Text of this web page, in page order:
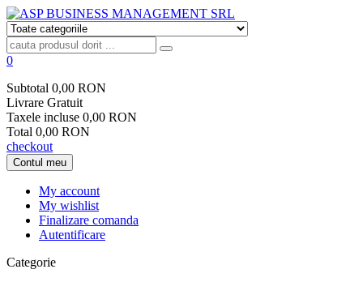
0
Subtotal 0,00 RON
Livrare Gratuit
Taxele incluse 0,00 RON
Total 0,00 RON
checkout
Contul meu
My account
My wishlist
Finalizare comanda
Autentificare
Categorie